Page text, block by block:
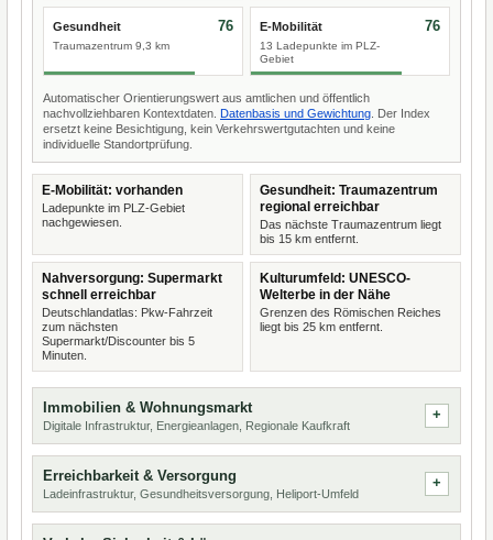
Gesundheit
Traumazentrum 9,3 km
76 E-Mobilität
13 Ladepunkte im PLZ-
Gebiet
76
Automatischer Orientierungswert aus amtlichen und öffentlich
nachvollziehbaren Kontextdaten. Datenbasis und Gewichtung . Der Index
ersetzt keine Besichtigung, kein Verkehrswertgutachten und keine
individuelle Standortprüfung.
E-Mobilität: vorhanden
Ladepunkte im PLZ-Gebiet
nachgewiesen.
Gesundheit: Traumazentrum
regional erreichbar
Das nächste Traumazentrum liegt
bis 15 km entfernt.
Nahversorgung: Supermarkt
schnell erreichbar
Deutschlandatlas: Pkw-Fahrzeit
zum nächsten
Supermarkt/Discounter bis 5
Minuten.
Kulturumfeld: UNESCO-
Welterbe in der Nähe
Grenzen des Römischen Reiches
liegt bis 25 km entfernt.
Immobilien & Wohnungsmarkt
Digitale Infrastruktur, Energieanlagen, Regionale Kaufkraft
Erreichbarkeit & Versorgung
Ladeinfrastruktur, Gesundheitsversorgung, Heliport-Umfeld